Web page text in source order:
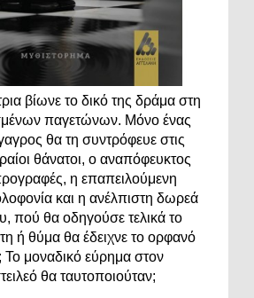
βίωνε το δικό της δράμα στη
παγετώνων. Μόνο ένας
θα τη συντρόφευε στις
θάνατοι, ο αναπόφευκτος
η επαπειλούμενη
και η ανέλπιστη δωρεά
πού θα οδηγούσε τελικά το
ή θύμα θα έδειχνε το ορφανό
Το μοναδικό εύρημα στον
θα ταυτοποιούταν;